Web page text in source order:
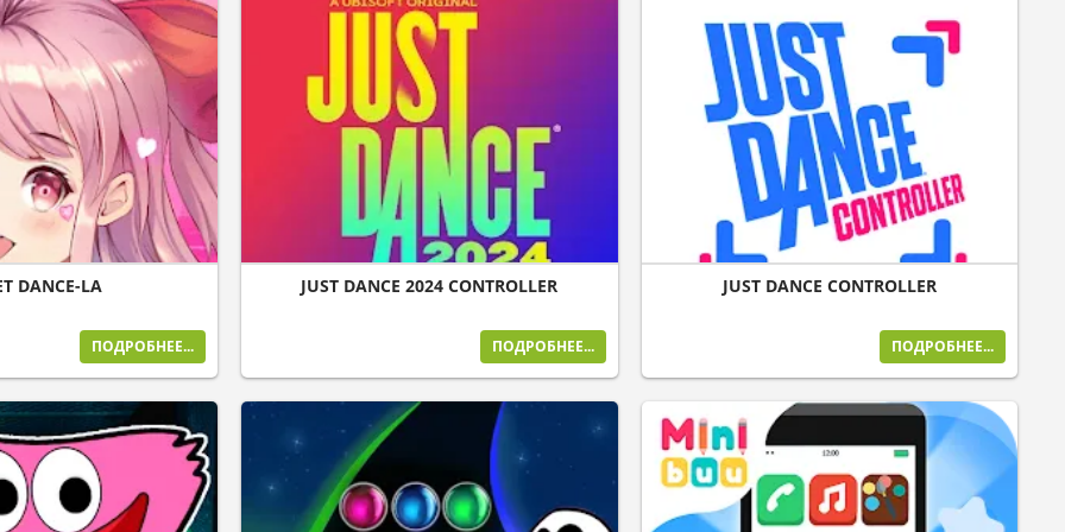
DANCE-LA
ПОДРОБНЕЕ...
JUST DANCE 2024 CONTROLLER
ПОДРОБНЕЕ...
JUST DANCE CONTROLLER
ПОДРОБНЕЕ...